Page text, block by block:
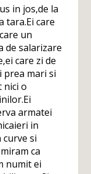
in jos,de la
tara.Ei care
un
de salarizare
care zi de
prea mari si
nici o
armatei
in
si
ca
numit ei